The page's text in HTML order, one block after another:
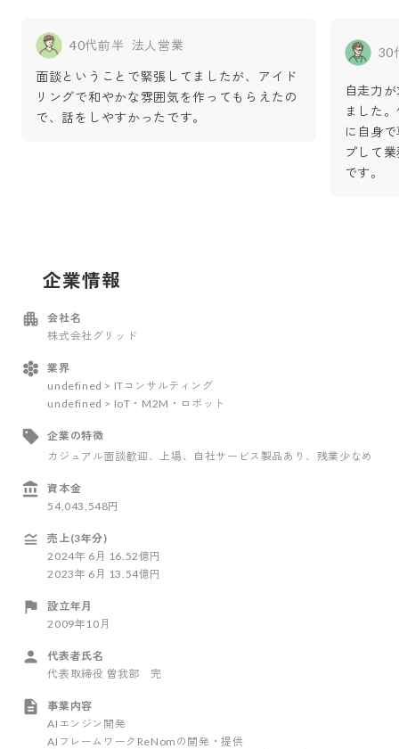
40代前半 法人営業
面談ということで緊張してましたが、アイド
リングで和やかな雰囲気を作ってもらえたの
で、話をしやすかったです。
30
自走力
ました
に自身
プして
です。
企業情報
会社名
株式会社グリッド
業界
undefined > ITコンサルティング
undefined > IoT・M2M・ロボット
企業の特徴
カジュアル面談歓迎 、上場 、自社サービス製品あり 、残業少なめ
資本金
54,043,548円
売上(3年分)
2024年 6 月 16.52億円
2023年 6 月 13.54億円
設立年月
2009年10月
代表者氏名
代表取締役 曽我部 完
事業内容
AIエンジン開発
AIフレームワークReNomの開発・提供